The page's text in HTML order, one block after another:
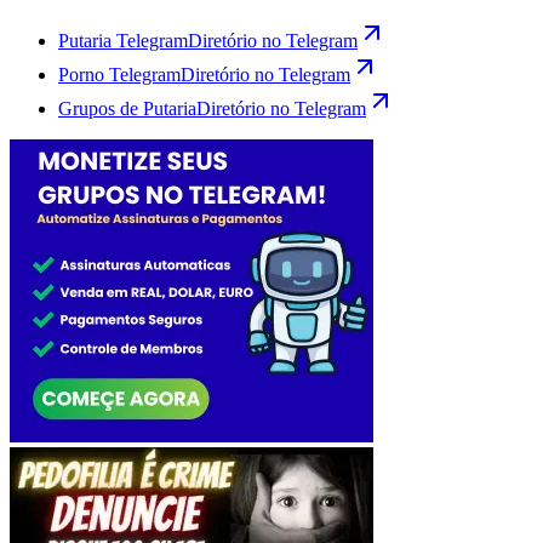
Putaria TelegramDiretório no Telegram
Porno TelegramDiretório no Telegram
Grupos de PutariaDiretório no Telegram